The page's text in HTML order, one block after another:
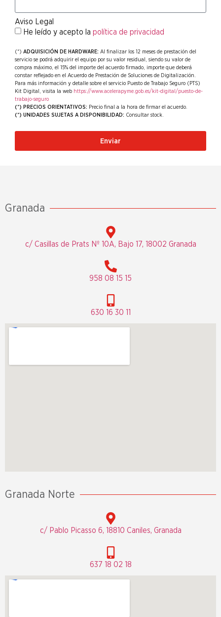
Aviso Legal
He leído y acepto la política de privacidad
(*) ADQUISICIÓN DE HARDWARE: Al finalizar los 12 meses de prestación del
servicio se podrá adquirir el equipo por su valor residual, siendo su valor de
compra máximo, el 15% del importe del acuerdo firmado, importe que deberá
constar reflejado en el Acuerdo de Prestación de Soluciones de Digitalización.
Para más información y detalle sobre el servicio Puesto de Trabajo Seguro (PTS)
Kit Digital, visita la web https://www.acelerapyme.gob.es/kit-digital/puesto-de-
trabajo-seguro
(*) PRECIOS ORIENTATIVOS: Precio final a la hora de firmar el acuerdo.
(*) UNIDADES SUJETAS A DISPONIBILIDAD: Consultar stock.
Enviar
Granada
c/ Casillas de Prats Nº 10A, Bajo 17, 18002 Granada
958 08 15 15
630 16 30 11
Granada Norte
c/ Pablo Picasso 6, 18810 Caniles, Granada
637 18 02 18